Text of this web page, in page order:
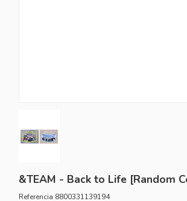
&TEAM - Back to Life [Random
Referencia 8800331139194